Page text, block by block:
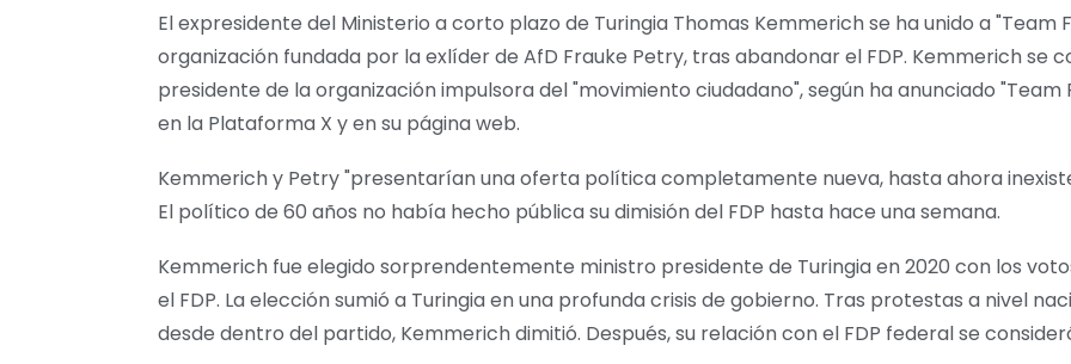
El expresidente del Ministerio a corto plazo de Turingia Thomas Kemmerich se ha unido a "Team
organización fundada por la exlíder de AfD Frauke Petry, tras abandonar el FDP. Kemmerich se
presidente de la organización impulsora del "movimiento ciudadano", según ha anunciado "Team
en la Plataforma X y en su página web.
Kemmerich y Petry "presentarían una oferta política completamente nueva, hasta ahora
El político de 60 años no había hecho pública su dimisión del FDP hasta hace una semana.
Kemmerich fue elegido sorprendentemente ministro presidente de Turingia en 2020 con los
el FDP. La elección sumió a Turingia en una profunda crisis de gobierno. Tras protestas a nivel
desde dentro del partido, Kemmerich dimitió. Después, su relación con el FDP federal se